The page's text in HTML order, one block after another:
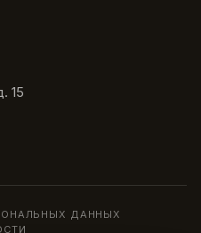
15
ДАННЫХ